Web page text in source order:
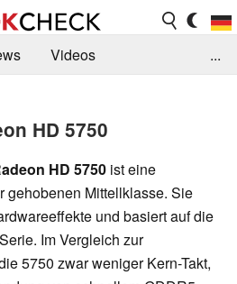
Videos
Suche
Jobs
...
HD 5750
HD 5750 ist eine
gehobenen Mittellklasse. Sie
und basiert auf die
Im Vergleich zur
5750 zwar weniger Kern-Takt,